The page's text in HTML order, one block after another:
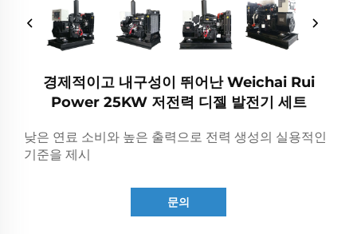
경제적이고 내구성이 뛰어난 Weichai Rui
Power 25KW 저전력 디젤 발전기 세트
낮은 연료 소비와 높은 출력으로 전력 생성의 실용적인
기준을 제시
문의